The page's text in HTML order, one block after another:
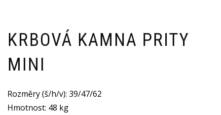
KRBOVÁ KAMNA PRITY
MINI
Rozměry (š/h/v): 39/47/62
Hmotnost: 48 kg